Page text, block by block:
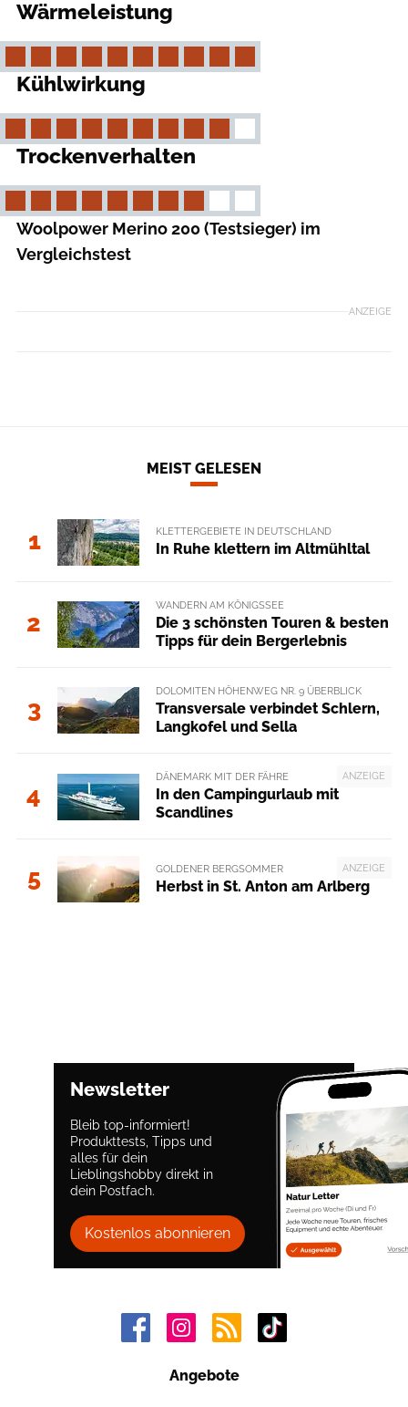
Wärmeleistung
Kühlwirkung
Trockenverhalten
Woolpower Merino 200 (Testsieger) im
Vergleichstest
ANZEIGE
MEIST GELESEN
1 KLETTERGEBIETE IN DEUTSCHLAND
In Ruhe klettern im Altmühltal
2
WANDERN AM KÖNIGSSEE
Die 3 schönsten Touren & besten
Tipps für dein Bergerlebnis
3
DOLOMITEN HÖHENWEG NR. 9 ÜBERBLICK
Transversale verbindet Schlern,
Langkofel und Sella
4
ANZEIGE
DÄNEMARK MIT DER FÄHRE
In den Campingurlaub mit
Scandlines
5 ANZEIGE
GOLDENER BERGSOMMER
Herbst in St. Anton am Arlberg
Newsletter
Bleib top-informiert!
Produkttests, Tipps und
alles für dein
Lieblingshobby direkt in
dein Postfach.
Kostenlos abonnieren
Angebote